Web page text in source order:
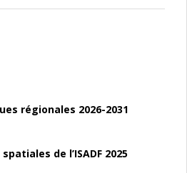
régionales 2026-2031
de l’ISADF 2025